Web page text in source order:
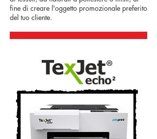
fine di creare l'oggetto promozionale preferito
del tuo cliente.